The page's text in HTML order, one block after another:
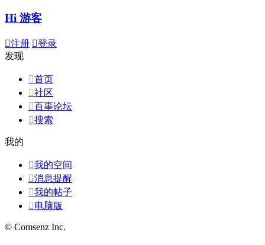
Hi 游客
注册 登录
发现
首页
社区
百事论坛
搜索
我的
我的空间
消息提醒
我的帖子
电脑版
© Comsenz Inc.